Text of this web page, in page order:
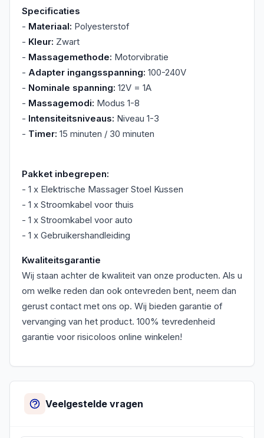
Specificaties
- Materiaal: Polyesterstof
- Kleur: Zwart
- Massagemethode: Motorvibratie
- Adapter ingangsspanning: 100-240V
- Nominale spanning: 12V = 1A
- Massagemodi: Modus 1-8
- Intensiteitsniveaus: Niveau 1-3
- Timer: 15 minuten / 30 minuten
Pakket inbegrepen:
- 1 x Elektrische Massager Stoel Kussen
- 1 x Stroomkabel voor thuis
- 1 x Stroomkabel voor auto
- 1 x Gebruikershandleiding
Kwaliteitsgarantie
Wij staan achter de kwaliteit van onze producten. Als u
om welke reden dan ook ontevreden bent, neem dan
gerust contact met ons op. Wij bieden garantie of
vervanging van het product. 100% tevredenheid
garantie voor risicoloos online winkelen!
Veelgestelde vragen